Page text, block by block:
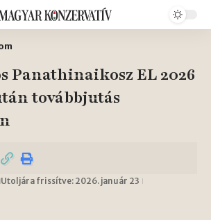
Panathinaikosz EL 2026
továbbjutás
Utoljára frissítve: 2026. január 23